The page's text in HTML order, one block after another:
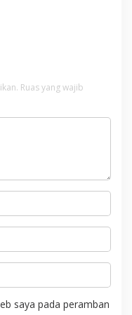
Ruas yang wajib
saya pada peramban